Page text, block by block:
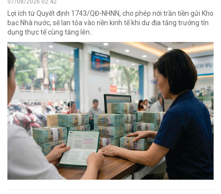
Lợi ích từ Quyết định 1743/QĐ-NHNN, cho phép nới trần tiền gửi Kho
bạc Nhà nước, sẽ lan tỏa vào nền kinh tế khi dư địa tăng trưởng tín
dụng thực tế cùng tăng lên..